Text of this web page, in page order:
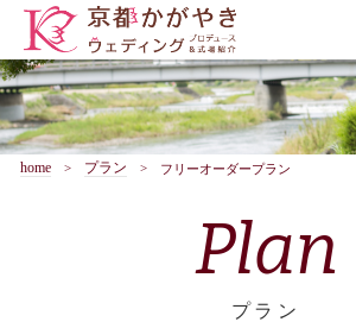
home プラン フリーオーダープラン
Plan
プラン